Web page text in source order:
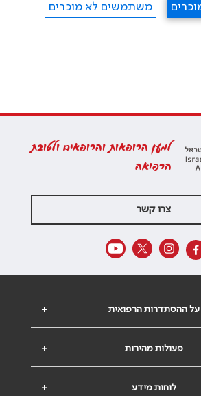
משתמשים לא מוכרים
למען הרופאות והרופאים ולטובת
הרפואה
צרו קשר
+ על ההסתדרות הרפואית
+ פעולות מהירות
+ לוחות מידע